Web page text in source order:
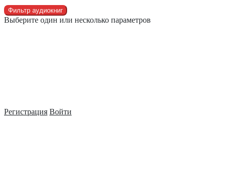
Регистрация Войти
Фильтр аудиокниг
Выберите один или несколько параметров